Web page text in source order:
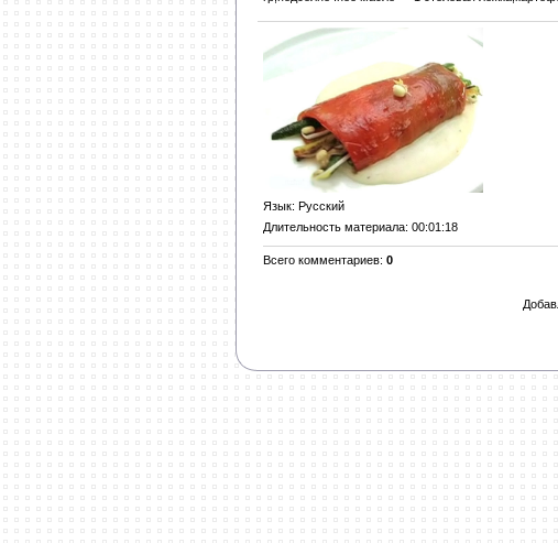
Язык: Русский
Длительность материала: 00:01:18
Всего комментариев: 0